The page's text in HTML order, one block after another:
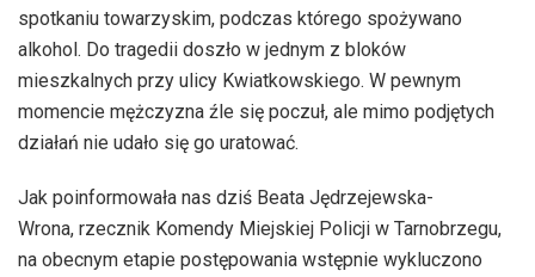
spotkaniu towarzyskim, podczas którego spożywano
alkohol. Do tragedii doszło w jednym z bloków
mieszkalnych przy ulicy Kwiatkowskiego. W pewnym
momencie mężczyzna źle się poczuł, ale mimo podjętych
działań nie udało się go uratować.
Jak poinformowała nas dziś Beata Jędrzejewska-
Wrona, rzecznik Komendy Miejskiej Policji w Tarnobrzegu,
na obecnym etapie postępowania wstępnie wykluczono